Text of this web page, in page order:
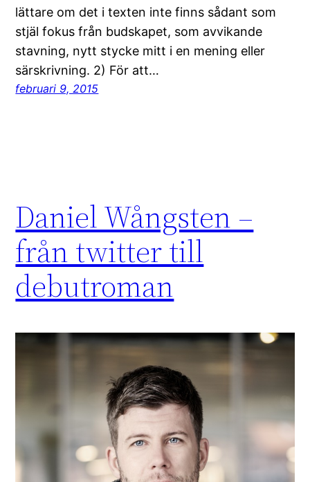
lättare om det i texten inte finns sådant som
stjäl fokus från budskapet, som avvikande
stavning, nytt stycke mitt i en mening eller
särskrivning. 2) För att…
februari 9, 2015
Daniel Wångsten –
från twitter till
debutroman